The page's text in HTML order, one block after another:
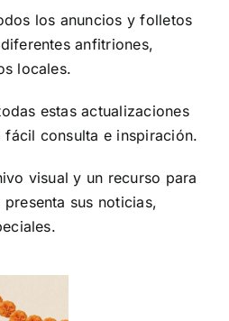
los anuncios y folletos
anfitriones,
locales.
estas actualizaciones
consulta e inspiración.
visual y un recurso para
sus noticias,